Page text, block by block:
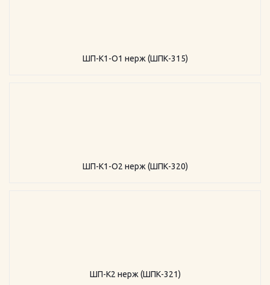
ШП-К1-О1 нерж (ШПК-315)
ШП-К1-О2 нерж (ШПК-320)
ШП-К2 нерж (ШПК-321)